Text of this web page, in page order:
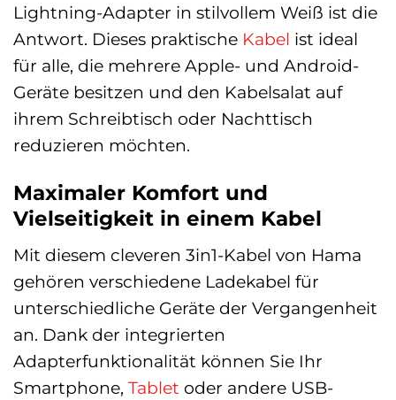
Lightning-Adapter in stilvollem Weiß ist die
Antwort. Dieses praktische Kabel ist ideal
für alle, die mehrere Apple- und Android-
Geräte besitzen und den Kabelsalat auf
ihrem Schreibtisch oder Nachttisch
reduzieren möchten.
Maximaler Komfort und
Vielseitigkeit in einem Kabel
Mit diesem cleveren 3in1-Kabel von Hama
gehören verschiedene Ladekabel für
unterschiedliche Geräte der Vergangenheit
an. Dank der integrierten
Adapterfunktionalität können Sie Ihr
Smartphone, Tablet oder andere USB-